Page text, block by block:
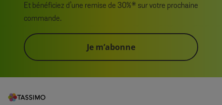
Et bénéficiez d’une remise de 30%* sur votre prochaine
commande.
Je m’abonne